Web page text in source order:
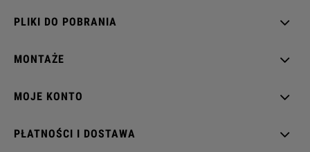
PLIKI DO POBRANIA
MONTAŻE
MOJE KONTO
PŁATNOŚCI I DOSTAWA